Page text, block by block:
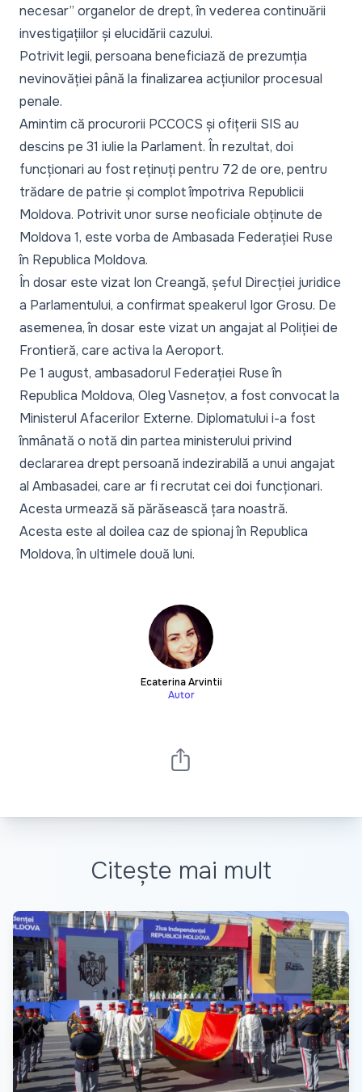
necesar” organelor de drept, în vederea continuării
investigațiilor și elucidării cazului.
Potrivit legii, persoana beneficiază de prezumția
nevinovăției până la finalizarea acțiunilor procesual
penale.
Amintim că procurorii PCCOCS și ofițerii SIS au
descins pe 31 iulie la Parlament. În rezultat, doi
funcționari au fost reținuți pentru 72 de ore, pentru
trădare de patrie și complot împotriva Republicii
Moldova. Potrivit unor surse neoficiale obținute de
Moldova 1, este vorba de Ambasada Federației Ruse
în Republica Moldova.
În dosar este vizat Ion Creangă, șeful Direcției juridice
a Parlamentului, a confirmat speakerul Igor Grosu. De
asemenea, în dosar este vizat un angajat al Poliției de
Frontieră, care activa la Aeroport.
Pe 1 august, ambasadorul Federației Ruse în
Republica Moldova, Oleg Vasnețov, a fost convocatla
Ministerul Afacerilor Externe. Diplomatului i-a fost
înmânată o notă din partea ministerului privind
declararea drept persoană indezirabilă a unui angajat
al Ambasadei, care ar fi recrutat cei doi funcționari.
Acesta urmează să părăsească țara noastră.
Acesta este al doilea caz de spionaj în Republica
Moldova, în ultimele două luni.
Ecaterina Arvintii
Autor
Citește mai mult